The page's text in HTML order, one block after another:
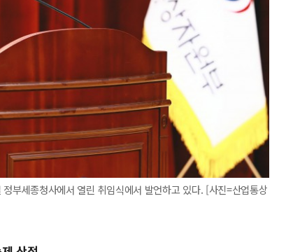
부세종청사에서 열린 취임식에서 발언하고 있다. [사진=산업통상